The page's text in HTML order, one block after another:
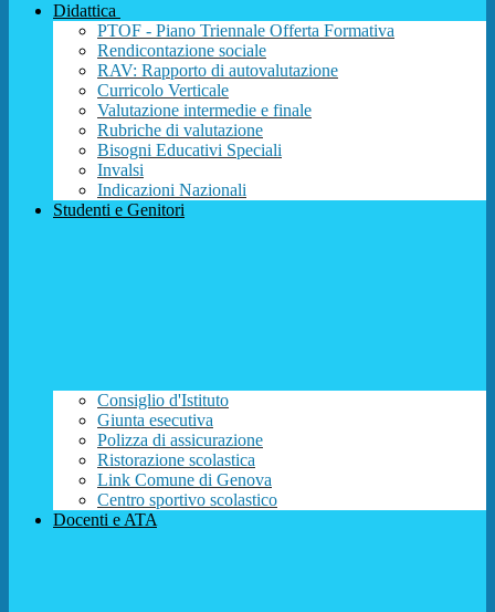
Didattica
PTOF - Piano Triennale Offerta Formativa
Rendicontazione sociale
RAV: Rapporto di autovalutazione
Curricolo Verticale
Valutazione intermedie e finale
Rubriche di valutazione
Bisogni Educativi Speciali
Invalsi
Indicazioni Nazionali
Studenti e Genitori
Consiglio d'Istituto
Giunta esecutiva
Polizza di assicurazione
Ristorazione scolastica
Link Comune di Genova
Centro sportivo scolastico
Docenti e ATA